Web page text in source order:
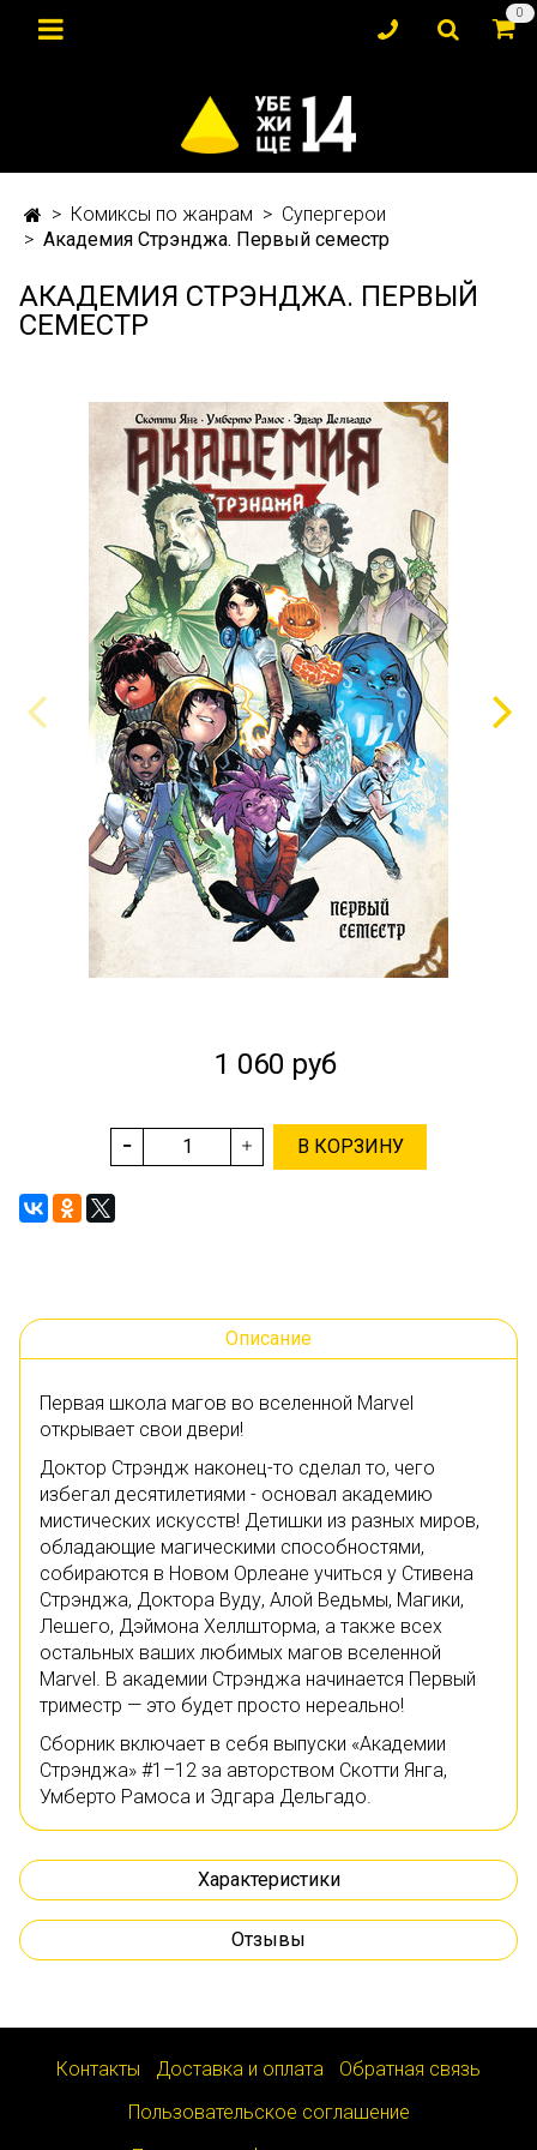
0
Комиксы по жанрам
Супергерои
Академия Стрэнджа. Первый семестр
АКАДЕМИЯ СТРЭНДЖА. ПЕРВЫЙ
СЕМЕСТР
1 060 руб
В КОРЗИНУ
Описание
Первая школа магов во вселенной Marvel
открывает свои двери!
Доктор Стрэндж наконец-то сделал то, чего
избегал десятилетиями - основал академию
мистических искусств! Детишки из разных миров,
обладающие магическими способностями,
собираются в Новом Орлеане учиться у Стивена
Стрэнджа, Доктора Вуду, Алой Ведьмы, Магики,
Лешего, Дэймона Хеллшторма, а также всех
остальных ваших любимых магов вселенной
Marvel. В академии Стрэнджа начинается Первый
триместр — это будет просто нереально!
Сборник включает в себя выпуски «Академии
Стрэнджа» #1–12 за авторством Скотти Янга,
Умберто Рамоса и Эдгара Дельгадо.
Характеристики
Отзывы
Контакты Доставка и оплата
Обратная связь
Пользовательское соглашение